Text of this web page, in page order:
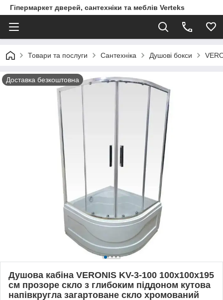
Гіпермаркет дверей, сантехніки та меблів Verteks
Товари та послуги Сантехніка Душові бокси
Доставка безкоштовна
Душова кабіна VERONIS KV-3-100 100х100х195
см прозоре скло з глибоким піддоном кутова
напівкругла загартоване скло хромований